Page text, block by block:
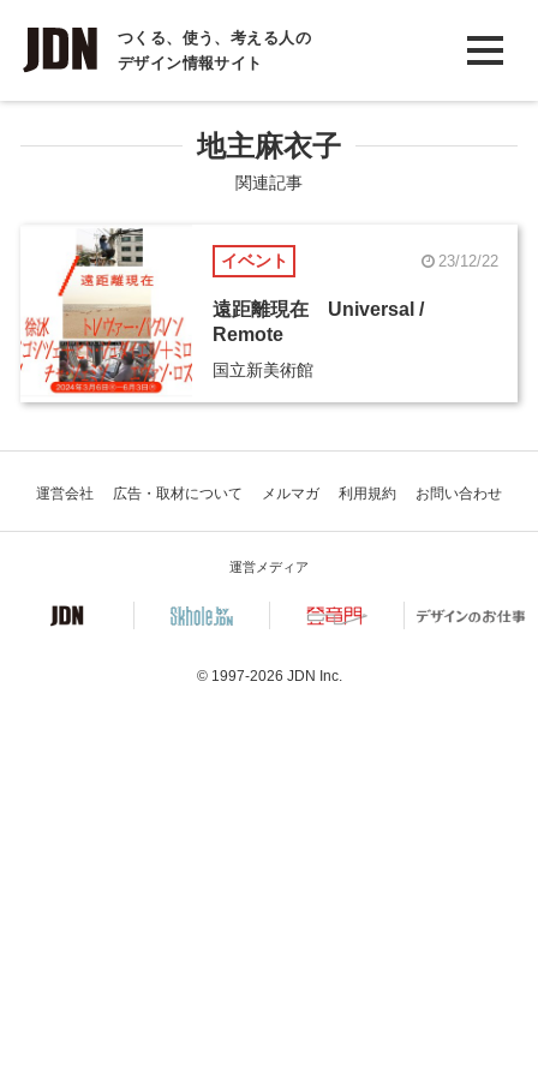
つくる、使う、考える人の
デザイン情報サイト
INTERVIEW
インタビュー
COLUMN
コラム
地主麻衣子
関連記事
イベント 23/12/22
遠距離現在 Universal /
Remote
国立新美術館
運営会社 広告・取材について メルマガ 利用規約 お問い合わせ
運営メディア
© 1997-2026 JDN Inc.